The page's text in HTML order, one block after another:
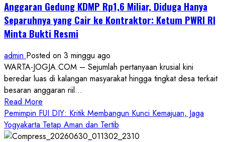
Anggaran Gedung KDMP Rp1,6 Miliar, Diduga Hanya
Separuhnya yang Cair ke Kontraktor: Ketum PWRI RI
Minta Bukti Resmi
admin Posted on 3 minggu ago
WARTA-JOGJA.COM – Sejumlah pertanyaan krusial kini
beredar luas di kalangan masyarakat hingga tingkat desa terkait
besaran anggaran riil...
Read More
more
about
Anggaran
Pemimpin FUI DIY: Kritik Membangun Kunci Kemajuan, Jaga
Yogyakarta Tetap Aman dan Tertib